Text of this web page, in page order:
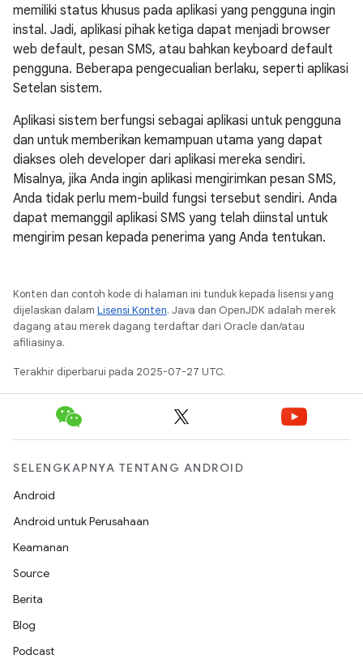
memiliki status khusus pada aplikasi yang pengguna ingin
instal. Jadi, aplikasi pihak ketiga dapat menjadi browser
web default, pesan SMS, atau bahkan keyboard default
pengguna. Beberapa pengecualian berlaku, seperti aplikasi
Setelan sistem.
Aplikasi sistem berfungsi sebagai aplikasi untuk pengguna
dan untuk memberikan kemampuan utama yang dapat
diakses oleh developer dari aplikasi mereka sendiri.
Misalnya, jika Anda ingin aplikasi mengirimkan pesan SMS,
Anda tidak perlu mem-build fungsi tersebut sendiri. Anda
dapat memanggil aplikasi SMS yang telah diinstal untuk
mengirim pesan kepada penerima yang Anda tentukan.
Konten dan contoh kode di halaman ini tunduk kepada lisensi yang
dijelaskan dalam Lisensi Konten. Java dan OpenJDK adalah merek
dagang atau merek dagang terdaftar dari Oracle dan/atau
afiliasinya.
Terakhir diperbarui pada 2025-07-27 UTC.
SELENGKAPNYA TENTANG ANDROID
Android
Android untuk Perusahaan
Keamanan
Source
Berita
Blog
Podcast